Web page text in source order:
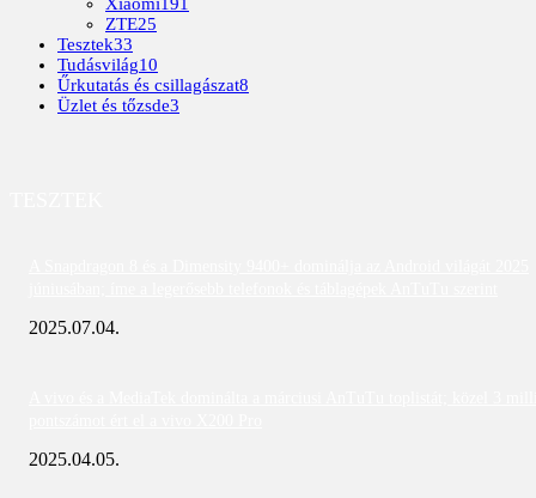
Xiaomi191
ZTE25
Tesztek33
Tudásvilág10
Űrkutatás és csillagászat8
Üzlet és tőzsde3
2025.07.04.
2025.04.05.